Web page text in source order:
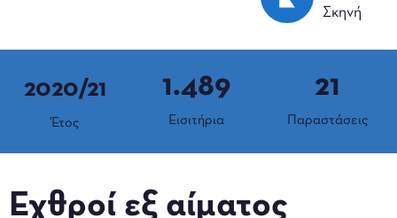
Σκηνή
2020/21
Έτος Εισιτήρια
1.489
Παραστάσεις
21
Εχθροί εξ αίματος